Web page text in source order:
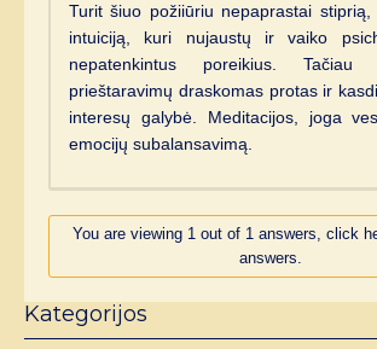
Turit šiuo požiiūriu nepaprastai stiprią,
intuiciją, kuri nujaustų ir vaiko
nepatenkintus poreikius.
prieštaravimų draskomas protas ir
interesų galybė. Meditacijos, joga
emocijų subalansavimą.
You are viewing 1 out of 1 answers, click
answers.
Kategorijos